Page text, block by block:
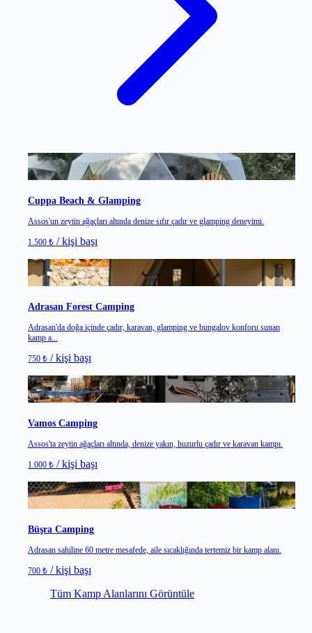
Assos/Çanakkale
Cuppa Beach & Glamping
Assos'un zeytin ağaçları altında denize sıfır çadır ve glamping deneyimi.
1.500 ₺ / kişi başı
Kumluca/Antalya
Adrasan Forest Camping
Adrasan'da doğa içinde çadır, karavan, glamping ve bungalov konforu sunan
kamp a...
750 ₺ / kişi başı
Assos/Çanakkale
Vamos Camping
Assos'ta zeytin ağaçları altında, denize yakın, huzurlu çadır ve karavan kampı.
1.000 ₺ / kişi başı
Kumluca
Büşra Camping
Adrasan sahiline 60 metre mesafede, aile sıcaklığında tertemiz bir kamp alanı.
700 ₺ / kişi başı
Tüm Kamp Alanlarını Görüntüle